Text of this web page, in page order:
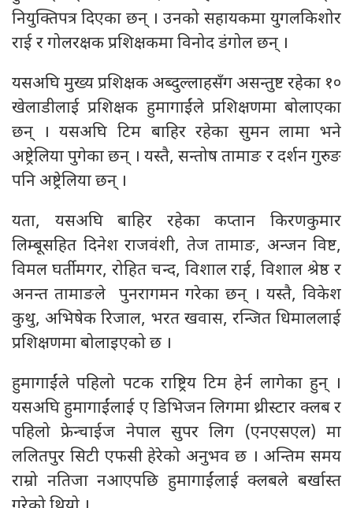
नियुक्तिपत्र दिएका छन् । उनको सहायकमा युगलकिशोर
राई र गोलरक्षक प्रशिक्षकमा विनोद डंगोल छन् ।
यसअघि मुख्य प्रशिक्षक अब्दुल्लाहसँग असन्तुष्ट रहेका १०
खेलाडीलाई प्रशिक्षक हुमागाईंले प्रशिक्षणमा बोलाएका
छन् । यसअघि टिम बाहिर रहेका सुमन लामा भने
अष्ट्रेलिया पुगेका छन् । यस्तै, सन्तोष तामाङ र दर्शन गुरुङ
पनि अष्ट्रेलिया छन् ।
यता, यसअघि बाहिर रहेका कप्तान किरणकुमार
लिम्बूसहित दिनेश राजवंशी, तेज तामाङ, अन्जन विष्ट,
विमल घर्तीमगर, रोहित चन्द, विशाल राई, विशाल श्रेष्ठ र
अनन्त तामाङले पुनरागमन गरेका छन् । यस्तै, विकेश
कुथु, अभिषेक रिजाल, भरत खवास, रन्जित धिमाललाई
प्रशिक्षणमा बोलाइएको छ ।
हुमागाईंले पहिलो पटक राष्ट्रिय टिम हेर्न लागेका हुन् ।
यसअघि हुमागाईंलाई ए डिभिजन लिगमा थ्रीस्टार क्लब र
पहिलो फ्रेन्चाईज नेपाल सुपर लिग (एनएसएल) मा
ललितपुर सिटी एफसी हेरेको अनुभव छ । अन्तिम समय
राम्रो नतिजा नआएपछि हुमागाईंलाई क्लबले बर्खास्त